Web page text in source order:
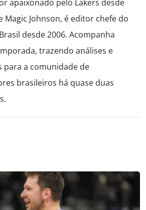
apaixonado pelo Lakers desde
Magic Johnson, é editor chefe do
desde 2006. Acompanha
trazendo análises e
para a comunidade de
brasileiros há quase duas